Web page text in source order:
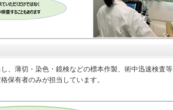
、薄切・染色・鏡検などの標本作製、術中迅速検査等
保有者のみが担当しています。